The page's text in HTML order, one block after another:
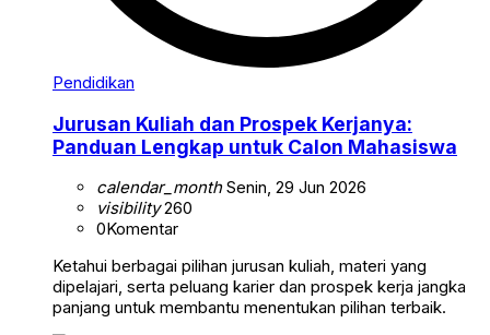
Pendidikan
Jurusan Kuliah dan Prospek Kerjanya:
Panduan Lengkap untuk Calon Mahasiswa
calendar_monthSenin, 29 Jun 2026
visibility260
0Komentar
Ketahui berbagai pilihan jurusan kuliah, materi yang
dipelajari, serta peluang karier dan prospek kerja jangka
panjang untuk membantu menentukan pilihan terbaik.